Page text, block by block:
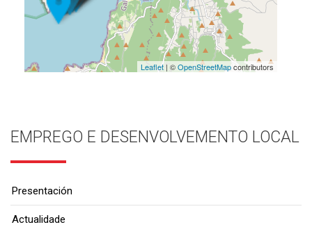
Leaflet| ©OpenStreetMapcontributors
EMPREGO E DESENVOLVEMENTO LOCAL
Presentación
Actualidade